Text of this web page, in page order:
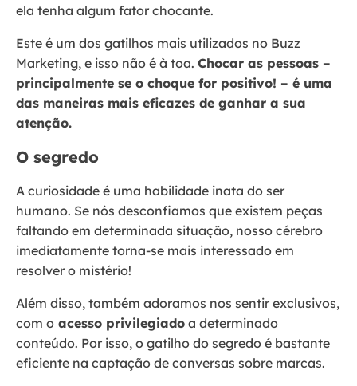
ela tenha algum fator chocante.
Este é um dos gatilhos mais utilizados no Buzz
Marketing, e isso não é à toa. Chocar as pessoas –
principalmente se o choque for positivo! – é uma
das maneiras mais eficazes de ganhar a sua
atenção.
O segredo
A curiosidade é uma habilidade inata do ser
humano. Se nós desconfiamos que existem peças
faltando em determinada situação, nosso cérebro
imediatamente torna-se mais interessado em
resolver o mistério!
Além disso, também adoramos nos sentir exclusivos,
com o acesso privilegiado a determinado
conteúdo. Por isso, o gatilho do segredo é bastante
eficiente na captação de conversas sobre marcas.